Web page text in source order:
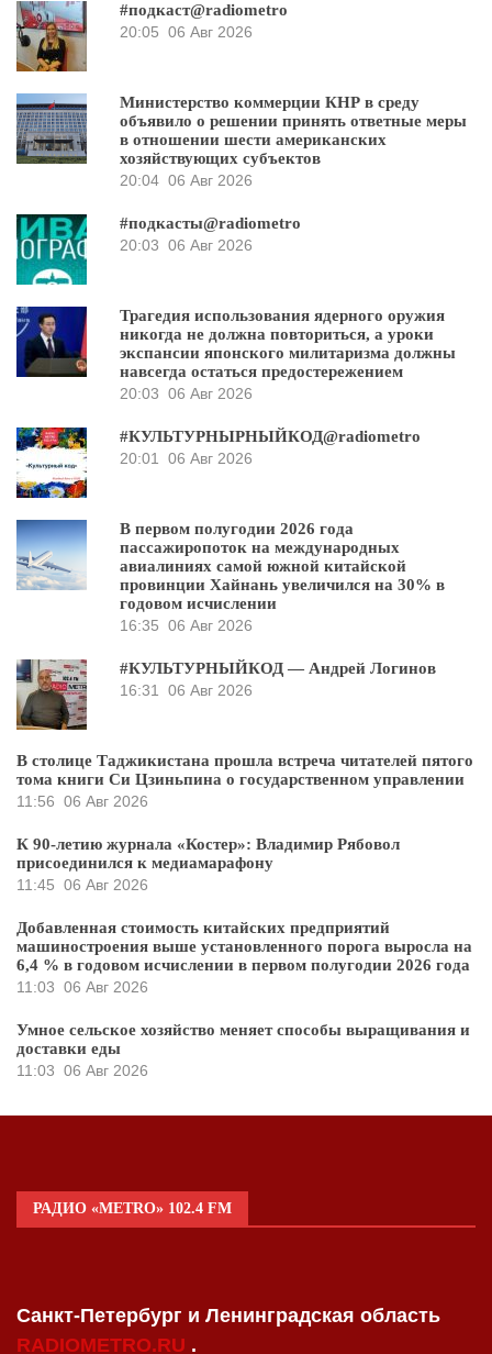
#подкаст@radiometro
20:05 06 Авг 2026
Министерство коммерции КНР в среду
объявило о решении принять ответные меры
в отношении шести американских
хозяйствующих субъектов
20:04 06 Авг 2026
#подкасты@radiometro
20:03 06 Авг 2026
Трагедия использования ядерного оружия
никогда не должна повториться, а уроки
экспансии японского милитаризма должны
навсегда остаться предостережением
20:03 06 Авг 2026
#КУЛЬТУРНЫРНЫЙКОД@radiometro
20:01
06 Авг 2026
В первом полугодии 2026 года
пассажиропоток на международных
авиалиниях самой южной китайской
провинции Хайнань увеличился на 30% в
годовом исчислении
16:35 06 Авг 2026
#КУЛЬТУРНЫЙКОД — Андрей Логинов
16:31
06 Авг 2026
В столице Таджикистана прошла встреча читателей пятого
тома книги Си Цзиньпина о государственном управлении
11:56 06 Авг 2026
К 90-летию журнала «Костер»: Владимир Рябовол
присоединился к медиамарафону
11:45 06 Авг 2026
Добавленная стоимость китайских предприятий
машиностроения выше установленного порога выросла на
6,4 % в годовом исчислении в первом полугодии 2026 года
11:03 06 Авг 2026
Умное сельское хозяйство меняет способы выращивания и
доставки еды
11:03 06 Авг 2026
РАДИО «METRO» 102.4 FM
Санкт-Петербург и Ленинградская область
RADIOMETRO.RU .